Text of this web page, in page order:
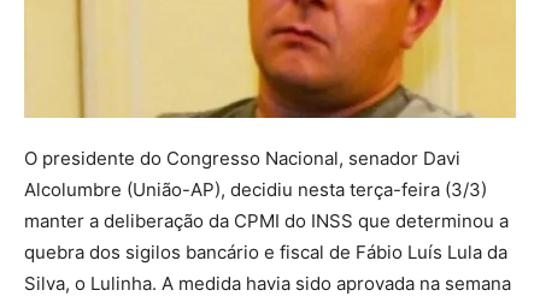
O presidente do Congresso Nacional, senador Davi
Alcolumbre (União-AP), decidiu nesta terça-feira (3/3)
manter a deliberação da CPMI do INSS que determinou a
quebra dos sigilos bancário e fiscal de Fábio Luís Lula da
Silva, o Lulinha. A medida havia sido aprovada na semana